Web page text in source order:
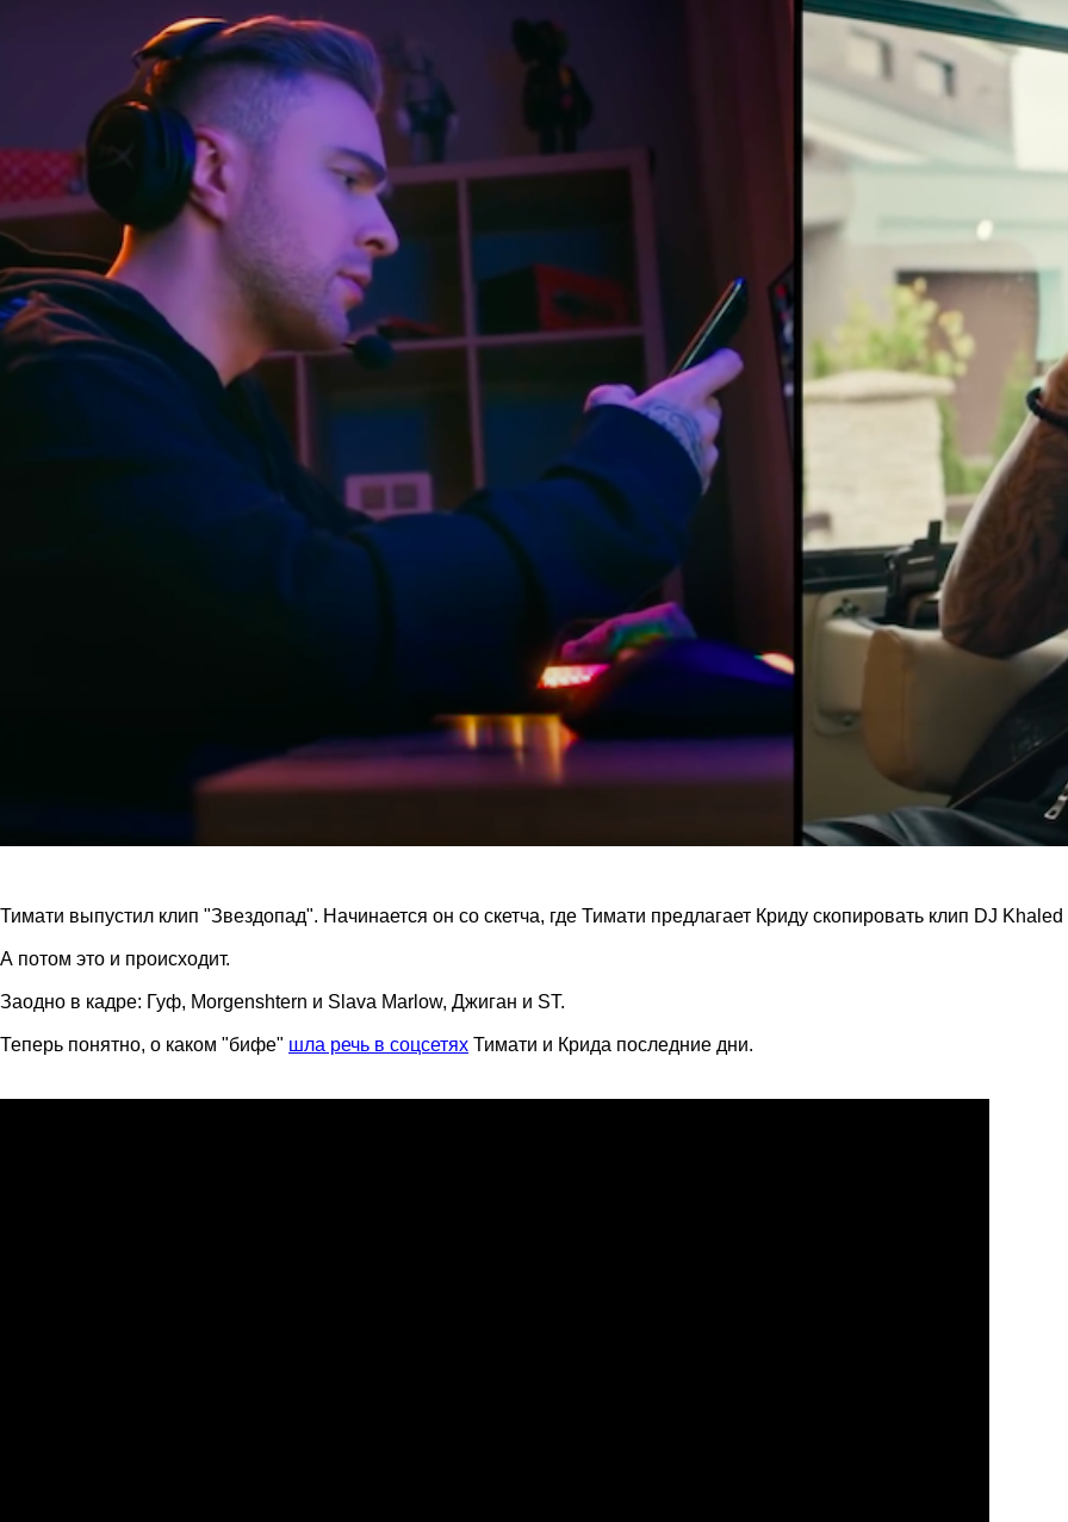
Тимати выпустил клип "Звездопад". Начинается он со скетча, где Тимати предлагает Криду скопировать клип DJ
А потом это и происходит.
Заодно в кадре: Гуф, Morgenshtern и Slava Marlow, Джиган и ST.
Теперь понятно, о каком "бифе" шла речь в соцсетях Тимати и Крида последние дни.